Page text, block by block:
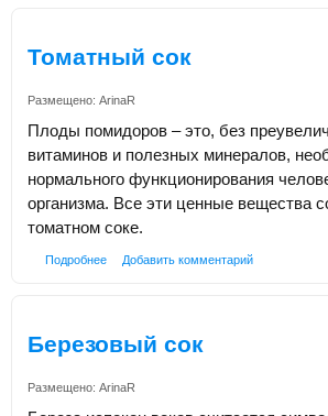
Томатный сок
Размещено: ArinaR
Плоды помидоров – это, без
витаминов и полезных минералов,
нормального функционирования
организма. Все эти ценные вещества
томатном соке.
Подробнее Добавить комментарий
Березовый сок
Размещено: ArinaR